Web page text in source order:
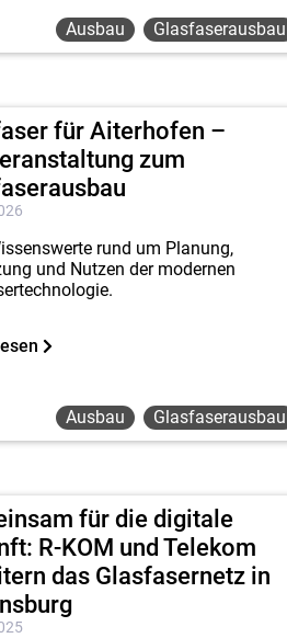
Ausbau Glasfaserausbau
für Aiterhofen –
zum
rund um Planung,
und Nutzen der modernen
Ausbau Glasfaserausbau
für die digitale
R-KOM und Telekom
das Glasfasernetz in